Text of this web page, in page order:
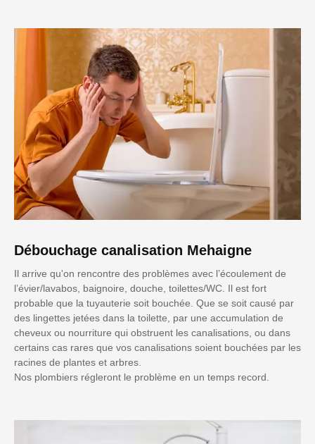
Débouchage canalisation Mehaigne
Il arrive qu'on rencontre des problèmes avec l’écoulement de
l’évier/lavabos, baignoire, douche, toilettes/WC. Il est fort
probable que la tuyauterie soit bouchée. Que se soit causé par
des lingettes jetées dans la toilette, par une accumulation de
cheveux ou nourriture qui obstruent les canalisations, ou dans
certains cas rares que vos canalisations soient bouchées par les
racines de plantes et arbres.
Nos plombiers régleront le problème en un temps record.